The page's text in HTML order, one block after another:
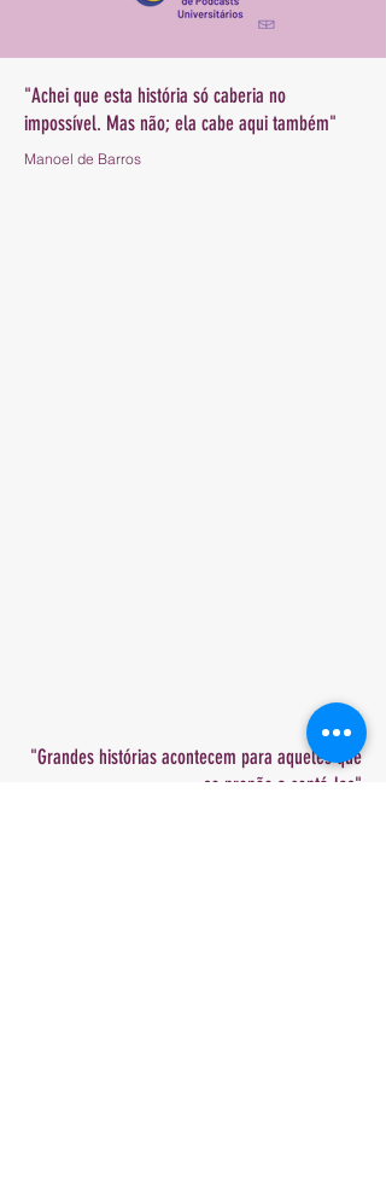
"Achei que esta história só caberia no
impossível. Mas não; ela cabe aqui também"
Manoel de Barros
"Grandes histórias acontecem para aqueles que
se propõe a contá-las"